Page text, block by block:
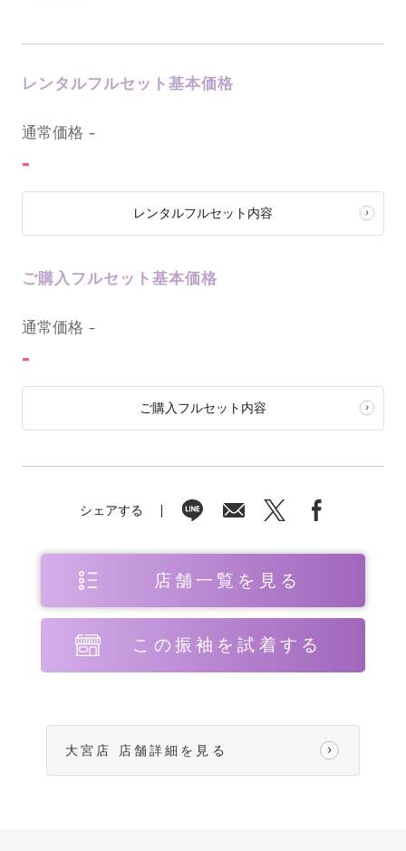
レンタルフルセット基本価格
通常価格 -
-
レンタルフルセット内容
ご購入フルセット基本価格
通常価格 -
-
ご購入フルセット内容
シェアする
店舗一覧を見る
この振袖を試着する
大宮店 店舗詳細を見る